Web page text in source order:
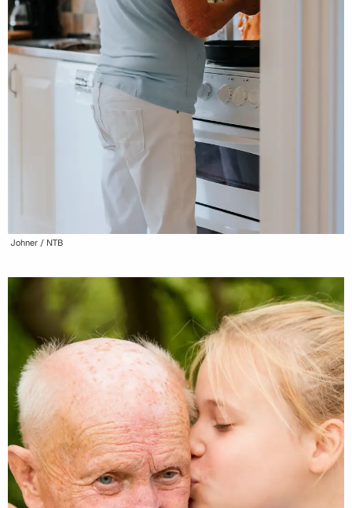
Johner / NTB